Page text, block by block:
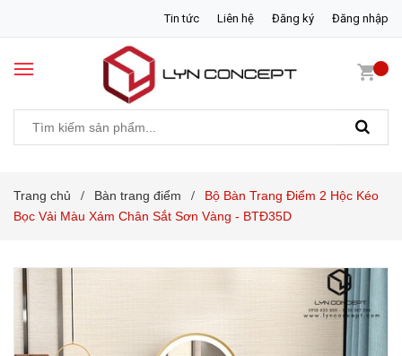
Tin tức Liên hệ Đăng ký Đăng nhập
Trang chủ / Bàn trang điểm /
Bộ Bàn Trang Điểm 2 Hộc Kéo
Bọc Vải Màu Xám Chân Sắt Sơn Vàng - BTĐ35D